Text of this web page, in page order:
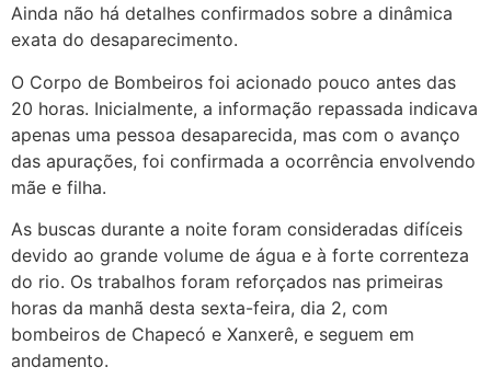
Ainda não há detalhes confirmados sobre a dinâmica
exata do desaparecimento.
O Corpo de Bombeiros foi acionado pouco antes das
20 horas. Inicialmente, a informação repassada indicava
apenas uma pessoa desaparecida, mas com o avanço
das apurações, foi confirmada a ocorrência envolvendo
mãe e filha.
As buscas durante a noite foram consideradas difíceis
devido ao grande volume de água e à forte correnteza
do rio. Os trabalhos foram reforçados nas primeiras
horas da manhã desta sexta-feira, dia 2, com
bombeiros de Chapecó e Xanxerê, e seguem em
andamento.